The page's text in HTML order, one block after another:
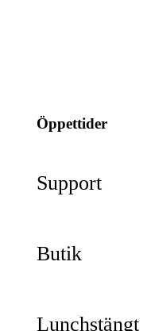
Öppettider
Support
Butik
Lunchstängt